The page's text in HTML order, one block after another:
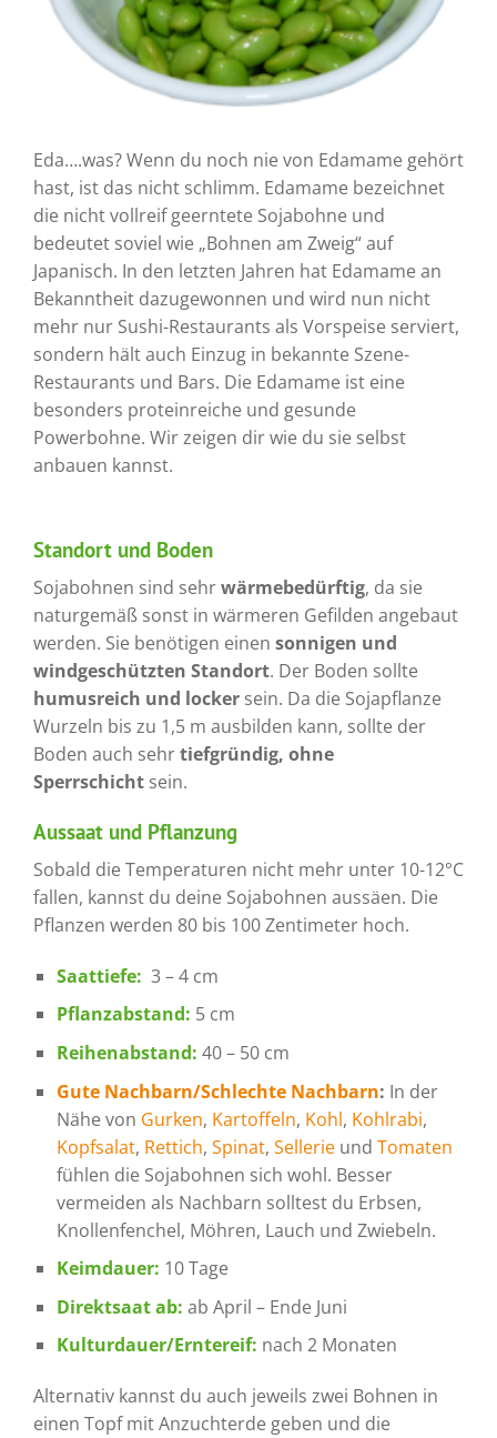
Eda….was? Wenn du noch nie von Edamame gehört
hast, ist das nicht schlimm. Edamame bezeichnet
die nicht vollreif geerntete Sojabohne und
bedeutet soviel wie „Bohnen am Zweig“ auf
Japanisch. In den letzten Jahren hat Edamame an
Bekanntheit dazugewonnen und wird nun nicht
mehr nur Sushi-Restaurants als Vorspeise serviert,
sondern hält auch Einzug in bekannte Szene-
Restaurants und Bars. Die Edamame ist eine
besonders proteinreiche und gesunde
Powerbohne. Wir zeigen dir wie du sie selbst
anbauen kannst.
Standort und Boden
Sojabohnen sind sehrwärmebedürftig, da sie
naturgemäß sonst in wärmeren Gefilden angebaut
werden. Sie benötigen einen sonnigen und
windgeschützten Standort. Der Boden sollte
humusreich und locker sein. Da die Sojapflanze
Wurzeln bis zu 1,5 m ausbilden kann, sollte der
Boden auch sehrtiefgründig, ohne
Sperrschicht sein.
Aussaat und Pflanzung
Sobald die Temperaturen nicht mehr unter 10-12°C
fallen, kannst du deine Sojabohnen aussäen. Die
Pflanzen werden 80 bis 100 Zentimeter hoch.
Saattiefe: 3 – 4 cm
Pflanzabstand: 5 cm
Reihenabstand: 40 – 50 cm
Gute Nachbarn/Schlechte Nachbarn: In der
Nähe von Gurken, Kartoffeln, Kohl, Kohlrabi,
Kopfsalat, Rettich, Spinat, Sellerieund Tomaten
fühlen die Sojabohnen sich wohl. Besser
vermeiden als Nachbarn solltest du Erbsen,
Knollenfenchel, Möhren, Lauch und Zwiebeln.
Keimdauer: 10 Tage
Direktsaat ab: ab April – Ende Juni
Kulturdauer/Erntereif: nach 2 Monaten
Alternativ kannst du auch jeweils zwei Bohnen in
einen Topf mit Anzuchterde geben und die